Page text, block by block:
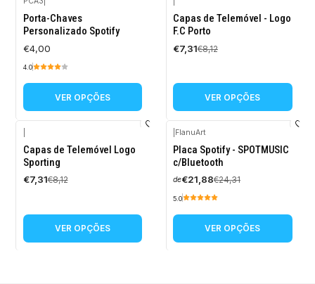
Porta-Chaves
Personalizado Spotify
€4,00
4.0
VER OPÇÕES
-10%
DESCONTO
Capas de Telemóvel - Logo
F.C Porto
€7,31€8,12
VER OPÇÕES
-10%
DESCONTO
Capas de Telemóvel Logo
Sporting
€7,31€8,12
VER OPÇÕES
-10%
DESCONTO
FlanuArt
Placa Spotify - SPOTMUSIC
c/Bluetooth
de€21,88€24,31
5.0
VER OPÇÕES